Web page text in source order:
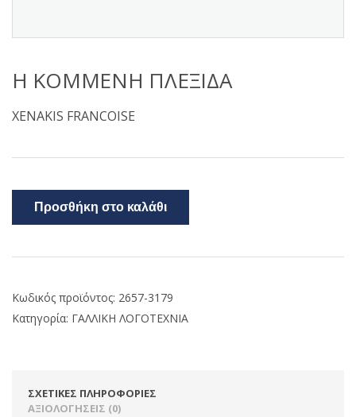
Η ΚΟΜΜΕΝΗ ΠΛΕΞΙΔΑ
XENAKIS FRANCOISE
Προσθήκη στο καλάθι
Κωδικός προϊόντος: 2657-3179
Κατηγορία: ΓΑΛΛΙΚΗ ΛΟΓΟΤΕΧΝΙΑ
ΣΧΕΤΙΚΈΣ ΠΛΗΡΟΦΟΡΊΕΣ
ΑΞΙΟΛΟΓΉΣΕΙΣ (0)